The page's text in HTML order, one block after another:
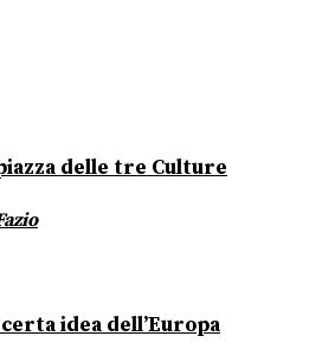
delle tre Culture
idea dell’Europa